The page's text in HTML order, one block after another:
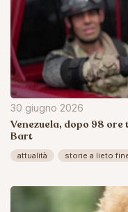
30 giugno 2026
Venezuela, dopo 98
Bart
attualità storie a lieto